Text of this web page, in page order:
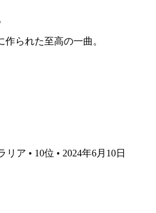
られた至高の一曲。
ア • 10位 • 2024年6月10日